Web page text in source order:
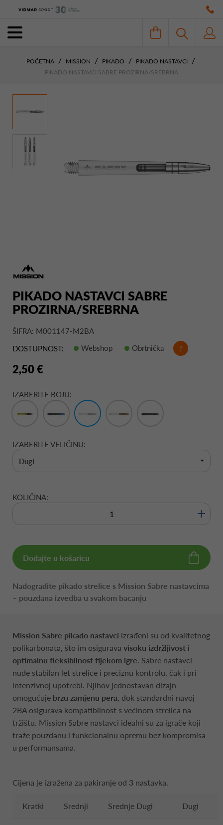
POČETNA MISSION PIKADO
PIKADO NASTAVCI
PIKADO NASTAVCI SABRE PROZIRNA/SREBRNA
PIKADO NASTAVCI SABRE
PROZIRNA/SREBRNA
ŠIFRA: M001147-M2BA
DOSTUPNOST:
Webshop Obrtnička ?
2,50 €
IZABERITE BOJU:
IZABERITE VELIČINU:
Dugi
KOLIČINA:
+
Dodajte u košaricu
Nadogradite pikado strelice s Mission Sabre nastavcima
– pouzdana izvedba u svakom bacanju
Mission Sabre pikado nastavci izrađeni su od kvalitetnog
polikarbonata, što im osigurava visoku izdržljivost i
optimalnu fleksibilnost tijekom igre. Sabre nastavci
nude stabilan let strelice i preciznu kontrolu, čak i pri
intenzivnoj upotrebi. Njihov jednostavan dizajn
omogućuje brzu zamjenu pera, dok standardni navoj
2BA osigurava kompatibilnost s većinom strelica na
tržištu. Mission Sabre nastavci idealni su za igrače koji
traže pouzdanu i funkcionalnu opremu bez kompromisa
u performansama.
Cijena je izražena za pakiranje od 3 nastavka.
Kratki Srednji Srednje Dugi Dugi